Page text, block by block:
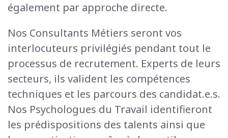
également par approche directe.
Nos Consultants Métiers seront vos
interlocuteurs privilégiés pendant tout le
processus de recrutement. Experts de leurs
secteurs, ils valident les compétences
techniques et les parcours des candidat.e.s.
Nos Psychologues du Travail identifieront
les prédispositions des talents ainsi que